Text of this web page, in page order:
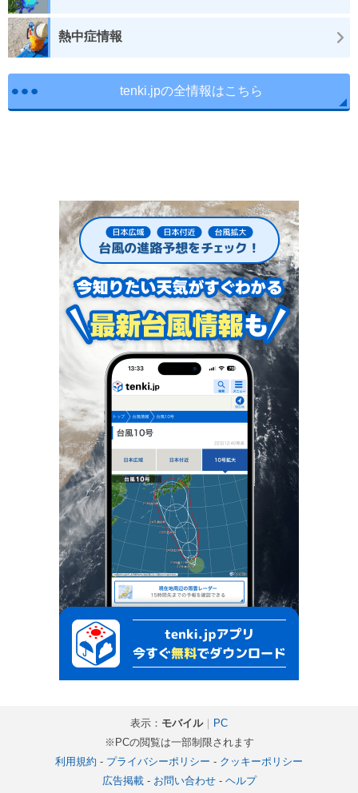
熱中症情報
tenki.jpの全情報はこちら
表示： モバイル｜
PC
※PCの閲覧は一部制限されます
利用規約 - プライバシーポリシー - クッキーポリシー
広告掲載- お問い合わせ- ヘルプ